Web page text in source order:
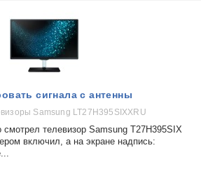
сигнала с антенны
Samsung LT27H395SIXXRU
смотрел телевизор Samsung T27H395SIX
включил, а на экране надпись: